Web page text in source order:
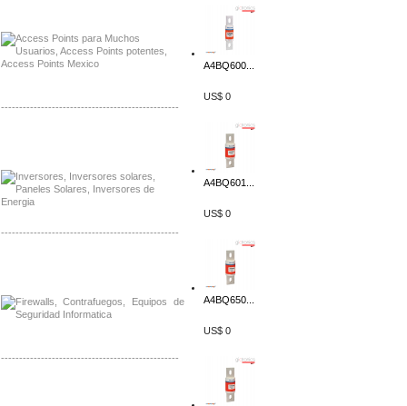
-------------------------------------------------
-------------------------------------------------
-------------------------------------------------
A4BQ600...
US$ 0
A4BQ601...
US$ 0
A4BQ650...
US$ 0